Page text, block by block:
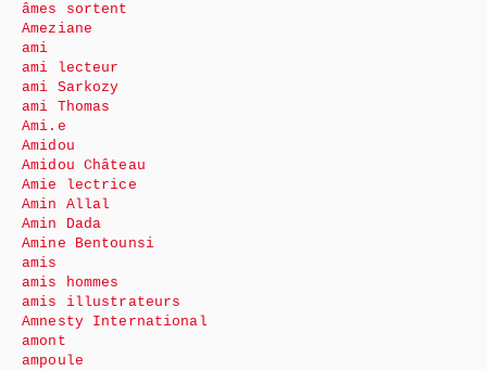
âmes sortent
Ameziane
ami
ami lecteur
ami Sarkozy
ami Thomas
Ami.e
Amidou
Amidou Château
Amie lectrice
Amin Allal
Amin Dada
Amine Bentounsi
amis
amis hommes
amis illustrateurs
Amnesty International
amont
ampoule